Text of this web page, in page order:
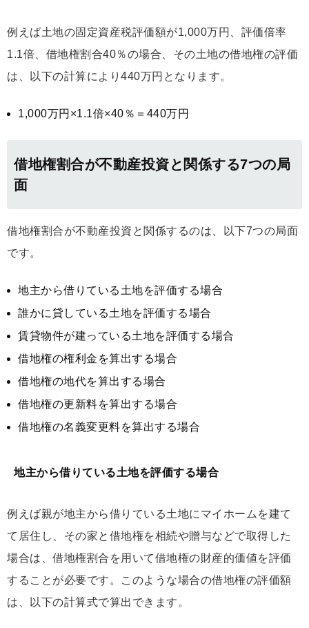
例えば土地の固定資産税評価額が1,000万円、評価倍率
1.1倍、借地権割合40％の場合、その土地の借地権の評価
は、以下の計算により440万円となります。
1,000万円×1.1倍×40％＝440万円
借地権割合が不動産投資と関係する7つの局
面
借地権割合が不動産投資と関係するのは、以下7つの局面
です。
地主から借りている土地を評価する場合
誰かに貸している土地を評価する場合
賃貸物件が建っている土地を評価する場合
借地権の権利金を算出する場合
借地権の地代を算出する場合
借地権の更新料を算出する場合
借地権の名義変更料を算出する場合
地主から借りている土地を評価する場合
例えば親が地主から借りている土地にマイホームを建て
て居住し、その家と借地権を相続や贈与などで取得した
場合は、借地権割合を用いて借地権の財産的価値を評価
することが必要です。このような場合の借地権の評価額
は、以下の計算式で算出できます。